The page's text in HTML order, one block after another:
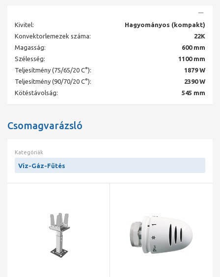
Kivitel:
Hagyományos (kompakt)
Konvektorlemezek száma:
22K
Magasság:
600 mm
Szélesség:
1100 mm
Teljesítmény (75/65/20 C°):
1879 W
Teljesítmény (90/70/20 C°):
2390 W
Kötéstávolság:
545 mm
Csomagvarázsló
Kategóriák
Víz-Gáz-Fűtés